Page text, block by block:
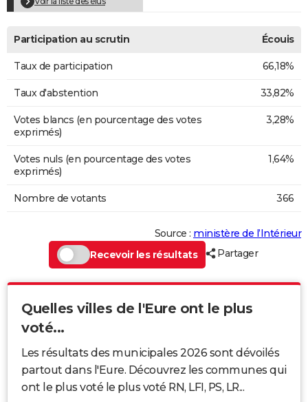
Bricolage
Lifestyle
Culture
Sport
Auto
Television
Voyage
Cinema
Participation au scrutin Écouis
Taux de participation 66,18%
Taux d'abstention 33,82%
Votes blancs (en pourcentage des votes
exprimés)
3,28%
Votes nuls (en pourcentage des votes
exprimés)
1,64%
Nombre de votants 366
Source : ministère de l’Intérieur
Recevoir les résultats
Partager
Quelles villes de l'Eure ont le plus
voté...
Les résultats des municipales 2026 sont dévoilés
partout dans l'Eure. Découvrez les communes qui
ont le plus voté le plus voté RN, LFI, PS, LR...